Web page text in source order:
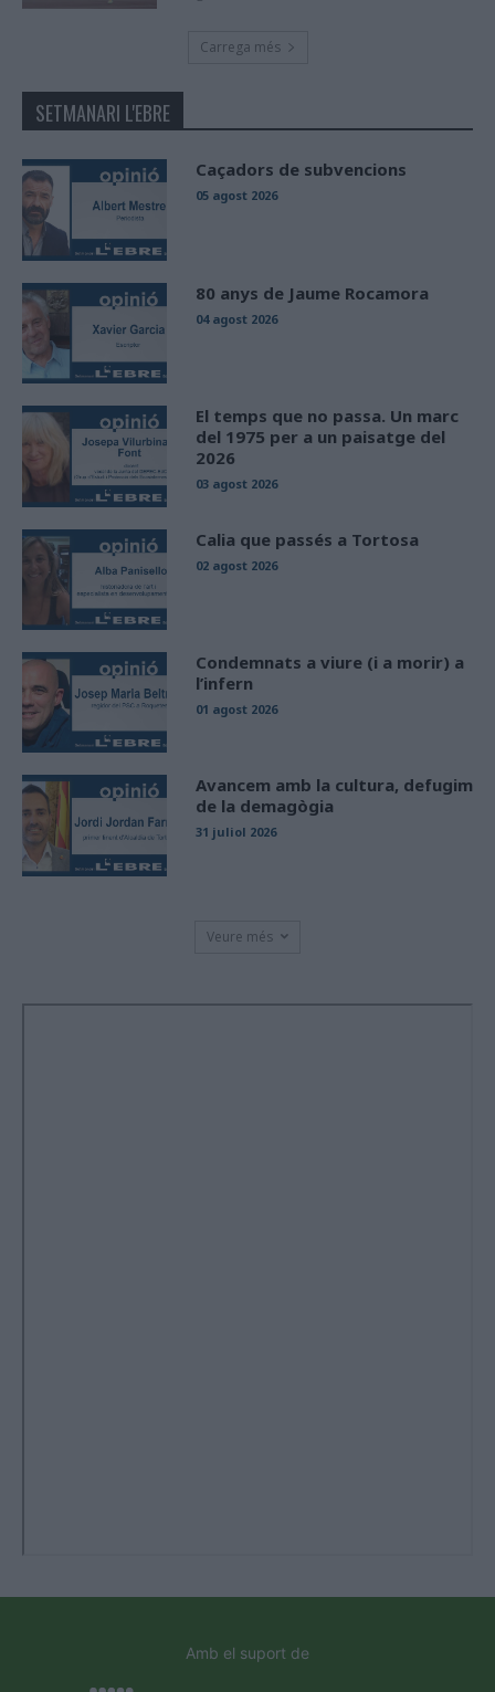
Carrega més
SETMANARI L'EBRE
Caçadors de subvencions
05 agost 2026
80 anys de Jaume Rocamora
04 agost 2026
El temps que no passa. Un marc
del 1975 per a un paisatge del
2026
03 agost 2026
Calia que passés a Tortosa
02 agost 2026
Condemnats a viure (i a morir) a
l’infern
01 agost 2026
Avancem amb la cultura, defugim
de la demagògia
31 juliol 2026
Veure més
Amb el suport de